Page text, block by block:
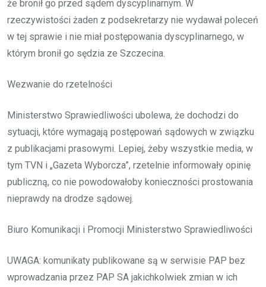
że bronił go przed sądem dyscyplinarnym. W
rzeczywistości żaden z podsekretarzy nie wydawał poleceń
w tej sprawie i nie miał postępowania dyscyplinarnego, w
którym bronił go sędzia ze Szczecina.
Wezwanie do rzetelności
Ministerstwo Sprawiedliwości ubolewa, że dochodzi do
sytuacji, które wymagają postępowań sądowych w związku
z publikacjami prasowymi. Lepiej, żeby wszystkie media, w
tym TVN i „Gazeta Wyborcza”, rzetelnie informowały opinię
publiczną, co nie powodowałoby konieczności prostowania
nieprawdy na drodze sądowej.
Biuro Komunikacji i Promocji Ministerstwo Sprawiedliwości
UWAGA: komunikaty publikowane są w serwisie PAP bez
wprowadzania przez PAP SA jakichkolwiek zmian w ich